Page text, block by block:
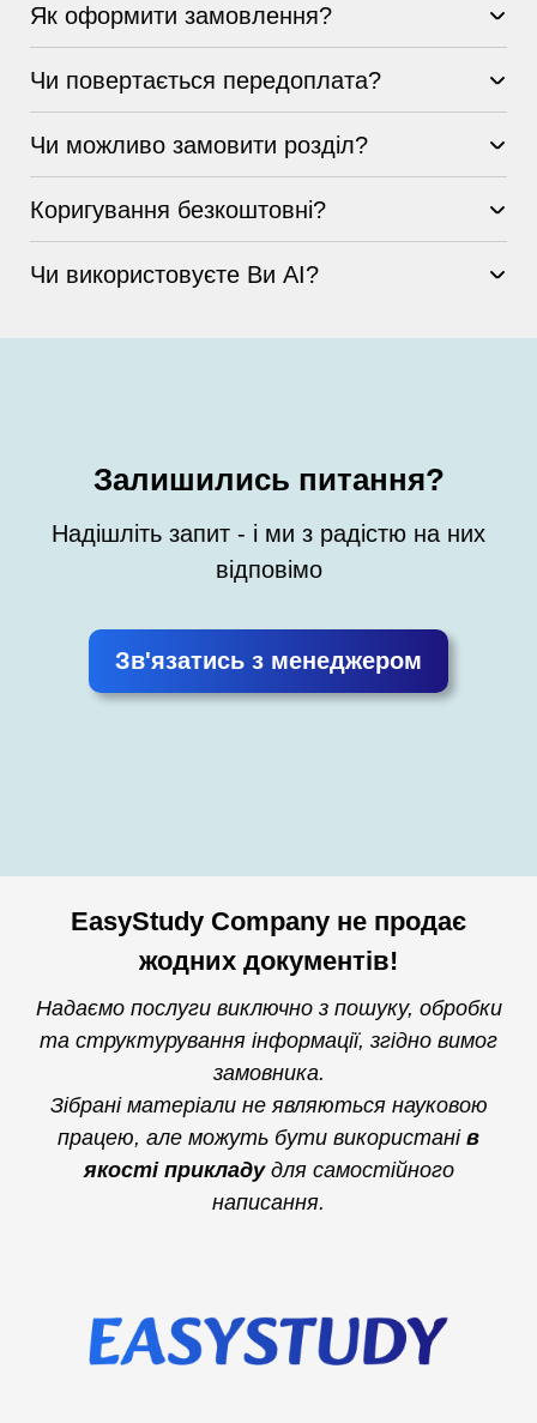
Як оформити замовлення?
Чи повертається передоплата?
Чи можливо замовити розділ?
Коригування безкоштовні?
Чи використовуєте Ви AI?
Залишились питання?
Надішліть запит - і ми з радістю на них
відповімо
Зв'язатись з менеджером
EasyStudy Company не продає
жодних документів!
Надаємо послуги виключно з пошуку, обробки
та структурування інформації, згідно вимог
замовника.
Зібрані матеріали не являються науковою
працею, але можуть бути використані в
якості прикладудля самостійного
написання.